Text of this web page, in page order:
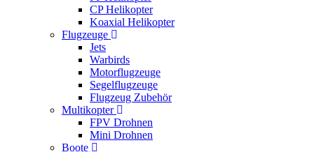
CP Helikopter
Koaxial Helikopter
Flugzeuge
Jets
Warbirds
Motorflugzeuge
Segelflugzeuge
Flugzeug Zubehör
Multikopter
FPV Drohnen
Mini Drohnen
Boote